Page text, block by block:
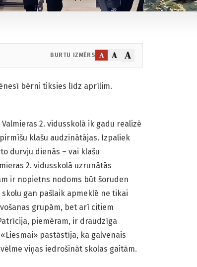
BURTU IZMĒRS A A A
bērni tiksies līdz aprīlim.
2. vidusskolā ik gadu realizē
klašu audzinātājas. Izpaliek
durvju dienās – vai klašu
2. vidusskolā uzrunātās
ir nopietns nodoms būt šoruden
gan pašlaik apmeklē ne tikai
grupām, bet arī citiem
piemēram, ir draudzīga
pastāstīja, ka galvenais
viņas iedrošināt skolas gaitām.